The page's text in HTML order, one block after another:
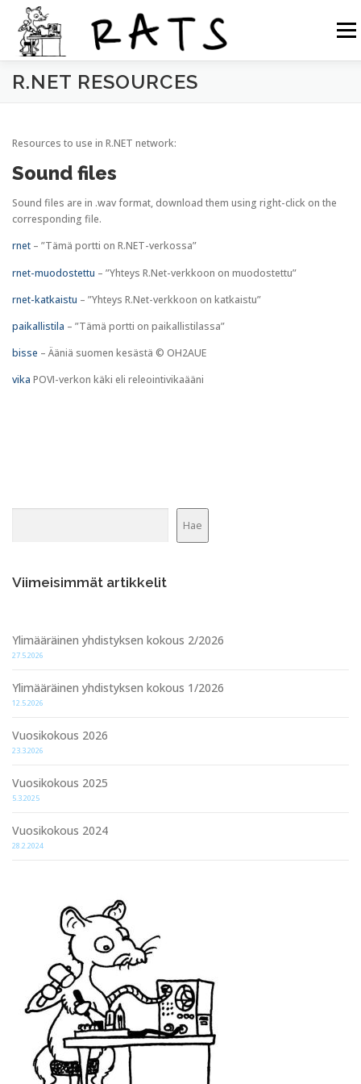
sisältöön
RATS TOIMINTA LIITY RATSIIN
R.NET RESOURCES
Resources to use in R.NET network:
Sound files
Sound files are in .wav format, download them using right-click on the
corresponding file.
rnet – ”Tämä portti on R.NET-verkossa”
rnet-muodostettu – ”Yhteys R.Net-verkkoon on muodostettu”
rnet-katkaistu – ”Yhteys R.Net-verkkoon on katkaistu”
paikallistila – ”Tämä portti on paikallistilassa”
bisse – Ääniä suomen kesästä © OH2AUE
vika POVI-verkon käki eli releointivikaääni
Hae
Viimeisimmät artikkelit
Ylimääräinen yhdistyksen kokous 2/2026
27.5.2026
Ylimääräinen yhdistyksen kokous 1/2026
12.5.2026
Vuosikokous 2026
23.3.2026
Vuosikokous 2025
5.3.2025
Vuosikokous 2024
28.2.2024